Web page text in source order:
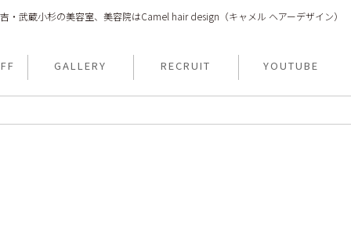
・武蔵小杉の美容室、美容院はCamel hair design（キャメル ヘアーデザイン）
GALLERY RECRUIT YOUTUBE